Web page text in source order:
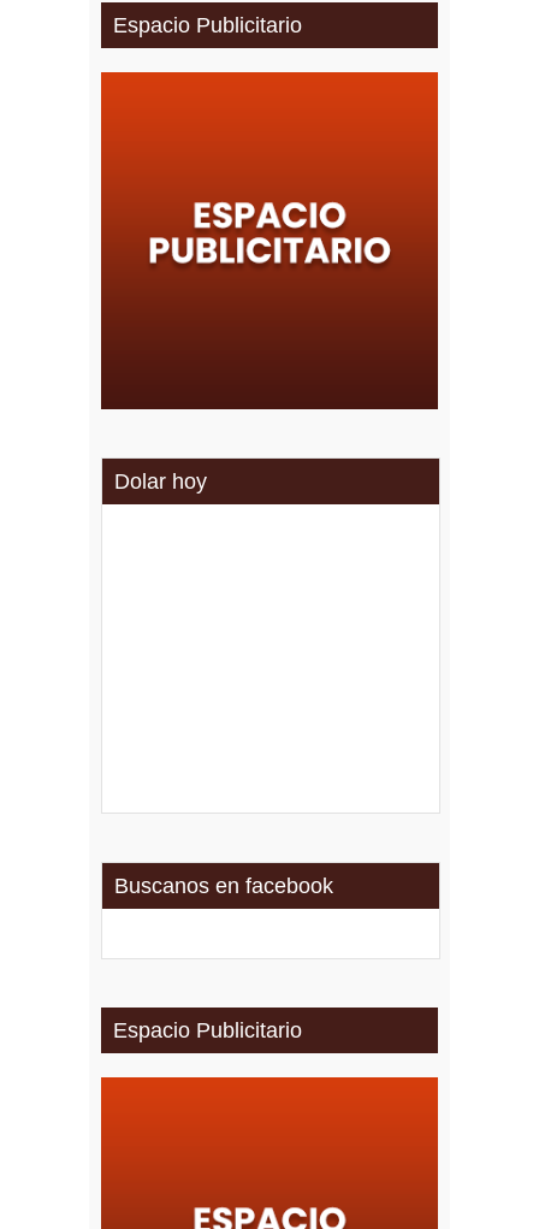
Espacio Publicitario
Dolar hoy
Buscanos en facebook
Espacio Publicitario